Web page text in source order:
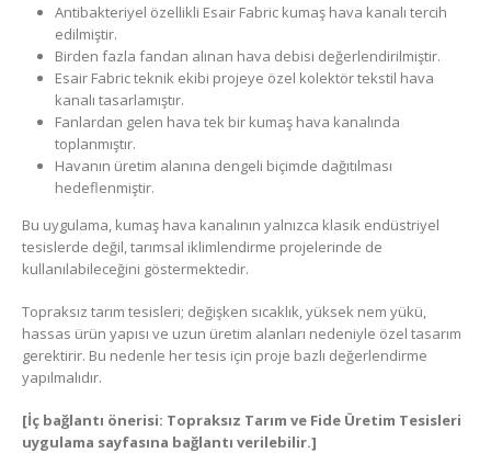
Antibakteriyel özellikli Esair Fabric kumaş hava kanalı tercih
edilmiştir.
Birden fazla fandan alınan hava debisi değerlendirilmiştir.
Esair Fabric teknik ekibi projeye özel kolektör tekstil hava
kanalı tasarlamıştır.
Fanlardan gelen hava tek bir kumaş hava kanalında
toplanmıştır.
Havanın üretim alanına dengeli biçimde dağıtılması
hedeflenmiştir.
Bu uygulama, kumaş hava kanalının yalnızca klasik endüstriyel
tesislerde değil, tarımsal iklimlendirme projelerinde de
kullanılabileceğini göstermektedir.
Topraksız tarım tesisleri; değişken sıcaklık, yüksek nem yükü,
hassas ürün yapısı ve uzun üretim alanları nedeniyle özel tasarım
gerektirir. Bu nedenle her tesis için proje bazlı değerlendirme
yapılmalıdır.
[İç bağlantı önerisi: Topraksız Tarım ve Fide Üretim Tesisleri
uygulama sayfasına bağlantı verilebilir.]